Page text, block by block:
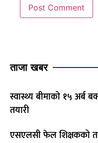
ताजा खबर
स्वास्थ्य बीमाको १५ अर्ब
तयारी
एसएलसी फेल शिक्षकको